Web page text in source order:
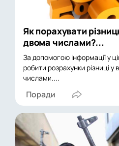
Як порахувати
двома числами?...
За допомогою інформації у
робити розрахунки різниці у
числами....
Поради